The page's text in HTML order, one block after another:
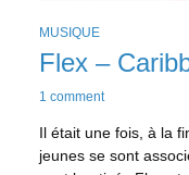
MUSIQUE
Flex –
1 comment
Il était une fois, à la
jeunes se sont